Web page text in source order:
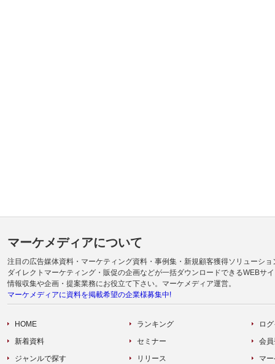
マーケメディアについて
注目の広告媒体資料・マーケティング資料・事例集・新規顧客獲得ソリューショ
ダイレクトマーケティング・販促の企画などが一括ダウンロードできるWEBサ
情報収集や企画・提案業務にお役立て下さい。マーケメディア運営。
マーケメディアに資料を掲載希望の企業様募集中!
HOME
新着資料
ジャンルで探す
ランキング
セミナー
リリース
ロ
会
マ